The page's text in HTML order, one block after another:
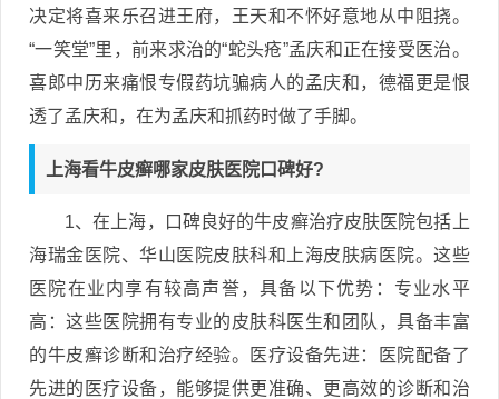
决定将喜来乐召进王府，王天和不怀好意地从中阻挠。
“一笑堂”里，前来求治的“蛇头疮”孟庆和正在接受医治。
喜郎中历来痛恨专假药坑骗病人的孟庆和，德福更是恨
透了孟庆和，在为孟庆和抓药时做了手脚。
上海看牛皮癣哪家皮肤医院口碑好?
1、在上海，口碑良好的牛皮癣治疗皮肤医院包括上
海瑞金医院、华山医院皮肤科和上海皮肤病医院。这些
医院在业内享有较高声誉，具备以下优势：专业水平
高：这些医院拥有专业的皮肤科医生和团队，具备丰富
的牛皮癣诊断和治疗经验。医疗设备先进：医院配备了
先进的医疗设备，能够提供更准确、更高效的诊断和治